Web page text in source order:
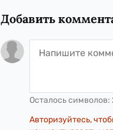
Добавить
Осталось символов:
Авторизуйтесь,